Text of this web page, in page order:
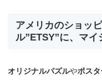
アメリカのショッ
ル”ETSY”に、マ
オリジナルパズルやポスタ